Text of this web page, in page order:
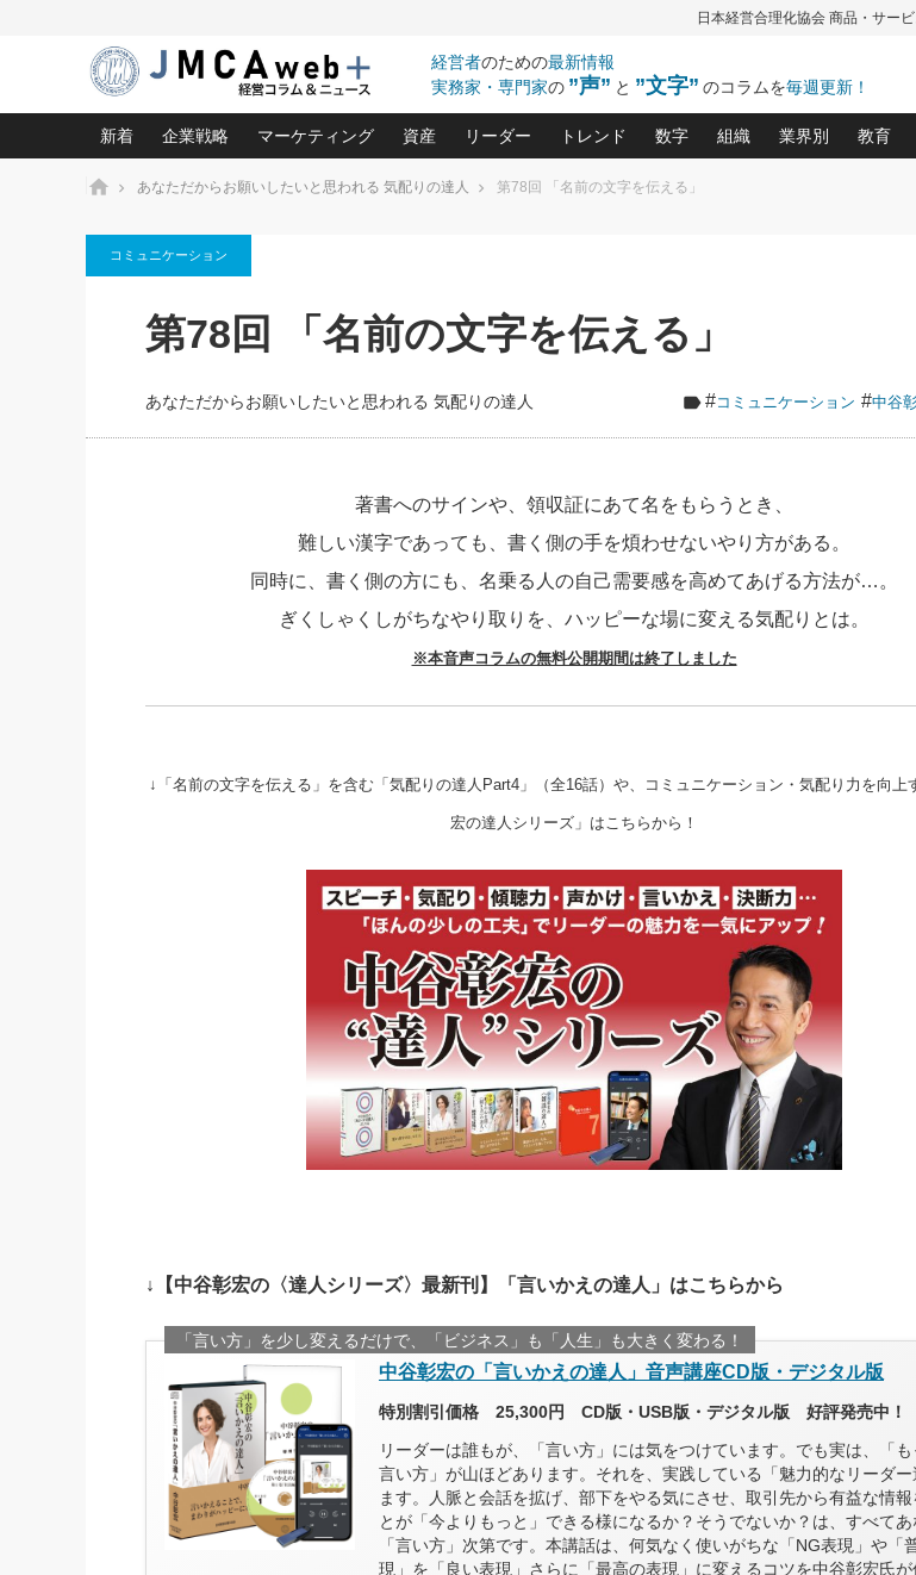
日本経営合理化協会 商品・サー
経営者のための最新情報
実務家・専門家の ”声” と ”文字” のコラムを毎週更新！
新着
がよいのでしょうか！
2026.08.7
FOOD & LIFE COMPANIES
企業戦略
中小企業の「１位づくり」戦略(96)
利益を最大化する「業務改善」横田尚哉氏(5)
強い会社を築く ビジネス・クリニック(240)
日本レーザー「人を大切にしながら利益を上げる経営」の極意
武器としてのM&A入門(3)
野田久美子 香港ビジネス成功法(10)
マーケティング
ロングセラーの玉手箱(9)
は(5)
最高の自分を表現する 成功イメージ戦略(77)
資産
中国経済の最新動向(204)
事業承継の前に、決めておきたい、知っておきたい、やってお
会社と社長のための資産管理講座(95)
リーダー
ピョートル・F・グジバチの『経営戦略の新常識』(12)
朝礼・会議での「社長の３分間スピーチ」ネタ帳(159)
次もあなたにお願いしたいと思われる「一流の仕事術」(28)
社長の口ぐせ経営哲学(100)
社長の右腕をつくる 人と組織を動かす(200)
酒井英之の社長のビジョン実現道場(10)
トレンド
北村森の「今月のヒット商品」(109)
社長のメシの種 4.0(206)
数字
強い決算書の会社はココが違う！
損益分岐点を下げる、Ｐ／Ｌ不
賢い社長の「経理財務の見どこ
銀行交渉はこうしなさい！(12)
組織
顧客・社員・社会から
門」(23)
業界別
大久保一彦の“
教育
あな
クレ
デキ
東川
行動
ホーム あなただからお願いしたいと思われる 気配りの達人 第78回 「名前の文字を伝える」
コミュニケーション
第78回 「名前の文字を伝える」
あなただからお願いしたいと思われる 気配りの達人 #コミュニケーション #中谷
著書へのサインや、領収証にあて名をもらうとき、
難しい漢字であっても、書く側の手を煩わせないやり方がある。
同時に、書く側の方にも、名乗る人の自己需要感を高めてあげる方法が…。
ぎくしゃくしがちなやり取りを、ハッピーな場に変える気配りとは。
※本音声コラムの無料公開期間は終了しました
↓「名前の文字を伝える」を含む「気配りの達人Part4」（全16話）や、コミュニケーション・気配り力を向上
宏の達人シリーズ」はこちらから！
↓【中谷彰宏の〈達人シリーズ〉最新刊】「言いかえの達人」はこちらから
「言い方」を少し変えるだけで、「ビジネス」も「人生」も大きく変わる！
中谷彰宏の「言いかえの達人」音声講座CD版・デジタル版
特別割引価格 25,300円 CD版・USB版・デジタル版 好評発売中！
リーダーは誰もが、「言い方」には気をつけています。でも実は、「
言い方」が山ほどあります。それを、実践している「魅力的なリーダ
ます。人脈と会話を拡げ、部下をやる気にさせ、取引先から有益な情報
とが「今よりもっと」できる様になるか？そうでないか？は、すべて
「言い方」次第です。本講話は、何気なく使いがちな「NG表現」や「
現」を「良い表現」さらに「最高の表現」に変えるコツを中谷彰宏氏